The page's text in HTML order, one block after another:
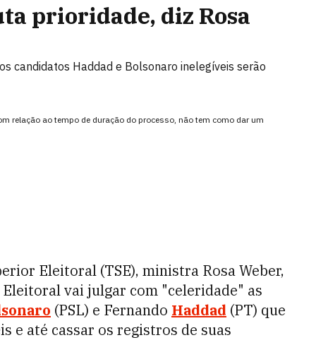
prioridade, diz Rosa
candidatos Haddad e Bolsonaro inelegíveis serão
relação ao tempo de duração do processo, não tem como dar um
Eleitoral (TSE), ministra Rosa Weber,
vai julgar com "celeridade" as
(PSL) e Fernando Haddad (PT) que
e até cassar os registros de suas